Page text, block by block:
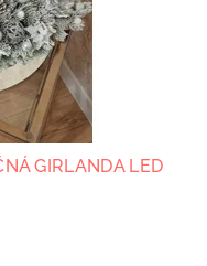
GIRLANDA LED